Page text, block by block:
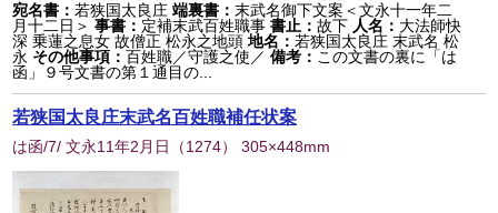
宛名書：若狭国太良庄 端裏書：末武名御下文案＜文永十一年二
月十二日＞ 事書： 定補末武百姓職事書止：故下 人名： 大法師快
深 乗蓮之息女 故僧正 松永之地頭 地名：若狭国太良庄 末武名 松
永 その他事項：百姓職／守護之使／ 備考： この文書の裏に「は
函」９号文書の第１通目の...
若狭国太良庄末武名百姓職補任状案
は函/7/ 文永11年2月日 （1274） 305×448mm